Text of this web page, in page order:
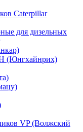
Caterpillar
для дизельных
(Юнгхайнрих)
VP (Волжский